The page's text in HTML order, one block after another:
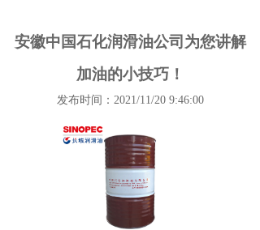
安徽中国石化润滑油公司为您讲解
加油的小技巧！
发布时间：2021/11/20 9:46:00